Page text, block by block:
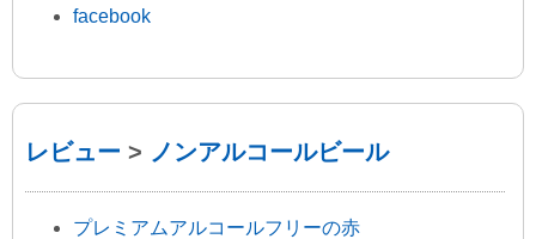
facebook
レビュー > ノンアルコールビール
プレミアムアルコールフリーの赤